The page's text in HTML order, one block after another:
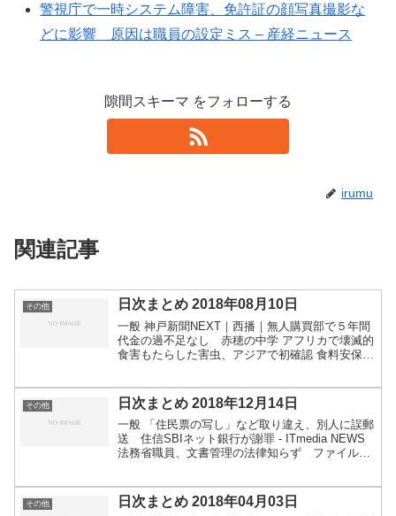
警視庁で一時システム障害、免許証の顔写真撮影な
どに影響 原因は職員の設定ミス – 産経ニュース
隙間スキーマ をフォローする
irumu
関連記事
その他 日次まとめ 2018年08月10日
一般 神戸新聞NEXT｜西播｜無人購買部で５年間
代金の過不足なし 赤穂の中学 アフリカで壊滅的
食害もたらした害虫、アジアで初確認 食料安保に
:...
その他 日次まとめ 2018年12月14日
一般 「住民票の写し」など取り違え、別人に誤郵
送 住信SBIネット銀行が謝罪 - ITmedia NEWS
法務省職員、文書管理の法律知らず ファイル７
その他 日次まとめ 2018年04月03日